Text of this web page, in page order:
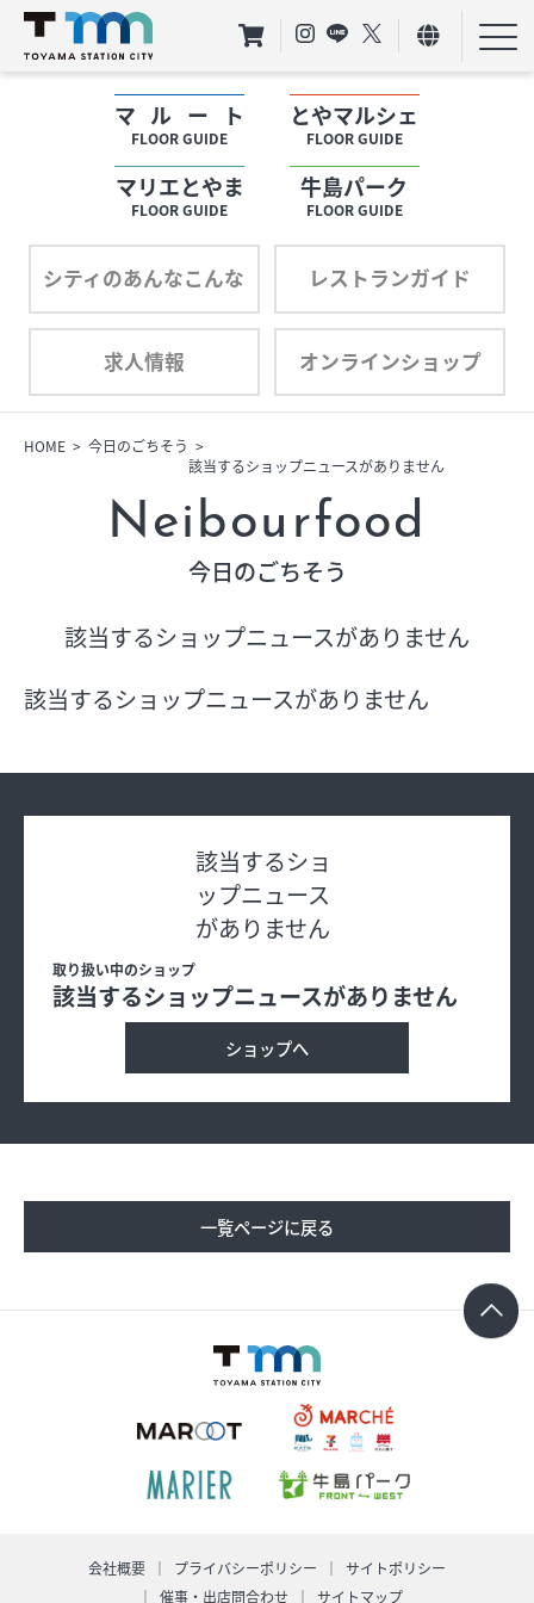
マルート
FLOOR GUIDE
とやマルシェ
FLOOR GUIDE
マリエとやま
FLOOR GUIDE
牛島パーク
FLOOR GUIDE
シティのあんなこんな レストランガイド
求人情報 オンラインショップ
フロアガイド
ショップリスト
プロフィール
フロアガイド
プロフィール
ショップリスト
プロフィール
シティのあんなこんな
求人情報 オンラインショップ
富山のおみやげ
オフィシャルアカウント
ショップ求人情報
HOME
今日のごちそう
該当するショップニュースがありません
Neibourfood
今日のごちそう
該当するショップニュースがありません
該当するショップニュースがありません
該当するショ
ップニュース
がありません
取り扱い中のショップ
該当するショップニュースがありません
ショップへ
一覧ページに戻る
会社概要 プライバシーポリシー
サイトポリシー
催事・出店問合わせ
サイトマップ